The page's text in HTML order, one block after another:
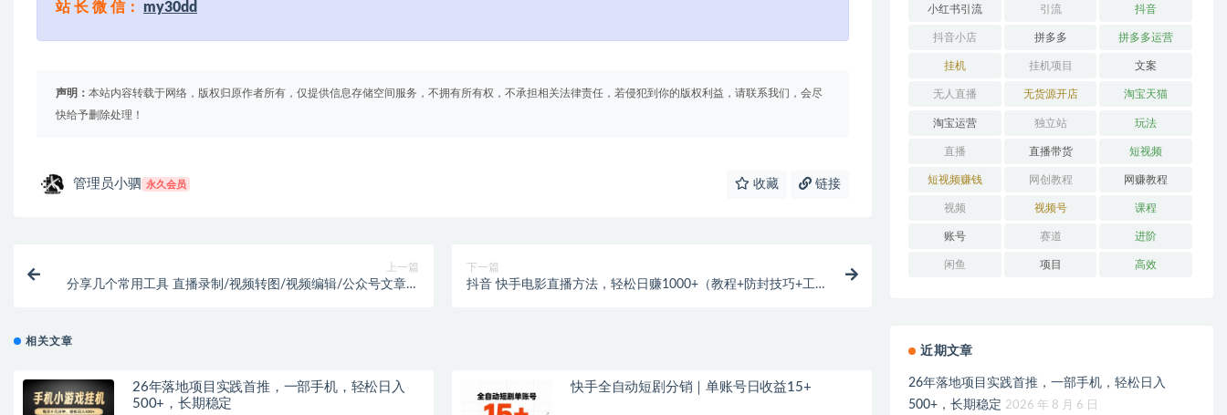
站 长 微 信： my30dd
声明： 本站内容转载于网络，版权归原作者所有，仅提供信息存储空间服务，不拥有所有权，不承担相关法律责任，若侵犯到你的版权利益，请联系我们，会尽
快给予删除处理！
管理员小驷 永久会员 收藏 链接
上一篇
分享几个常用工具 直播录制/视频转图/视频编辑/公众号文章下
下一篇
抖音 快手电影直播方法，轻松日赚1000+（教程+防封技巧+工
相关文章
26年落地项目实践首推，一部手机，轻松日入
500+，长期稳定
快手全自动短剧分销｜单账号日收益15+
小红书引流 引流 抖音
抖音小店 拼多多 拼多多运营
挂机 挂机项目 文案
无人直播 无货源开店 淘宝天猫
淘宝运营 独立站 玩法
直播 直播带货 短视频
短视频赚钱 网创教程 网赚教程
视频 视频号 课程
账号 赛道 进阶
闲鱼 项目 高效
近期文章
26年落地项目实践首推，一部手机，轻松日入
500+，长期稳定 2026 年 8 月 6 日